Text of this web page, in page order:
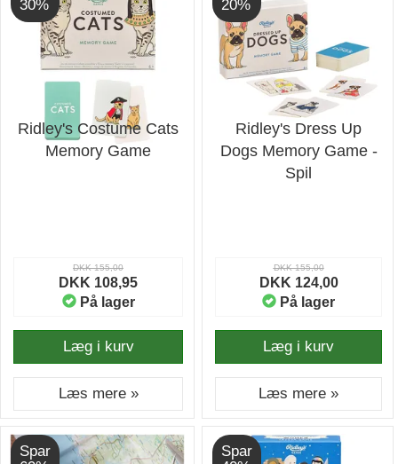
30%
Ridley's Costume Cats
Memory Game
DKK 155,00
DKK 108,95
På lager
Læg i kurv
Læs mere »
20%
Ridley's Dress Up
Dogs Memory Game -
Spil
DKK 155,00
DKK 124,00
På lager
Læg i kurv
Læs mere »
Spar
Spar